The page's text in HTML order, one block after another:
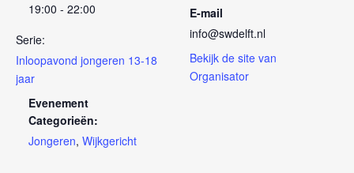
19:00 - 22:00
Serie:
Inloopavond jongeren 13-18
jaar
Evenement
Categorieën:
Jongeren, Wijkgericht
E-mail
info@swdelft.nl
Bekijk de site van
Organisator